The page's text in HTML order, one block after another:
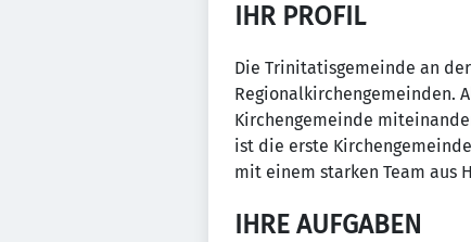
IHR PROFIL
Die Trinitatisgemeinde an
Regionalkirchengemeinden.
Kirchengemeinde
ist die erste
mit einem starken Team aus
IHRE AUFGABEN